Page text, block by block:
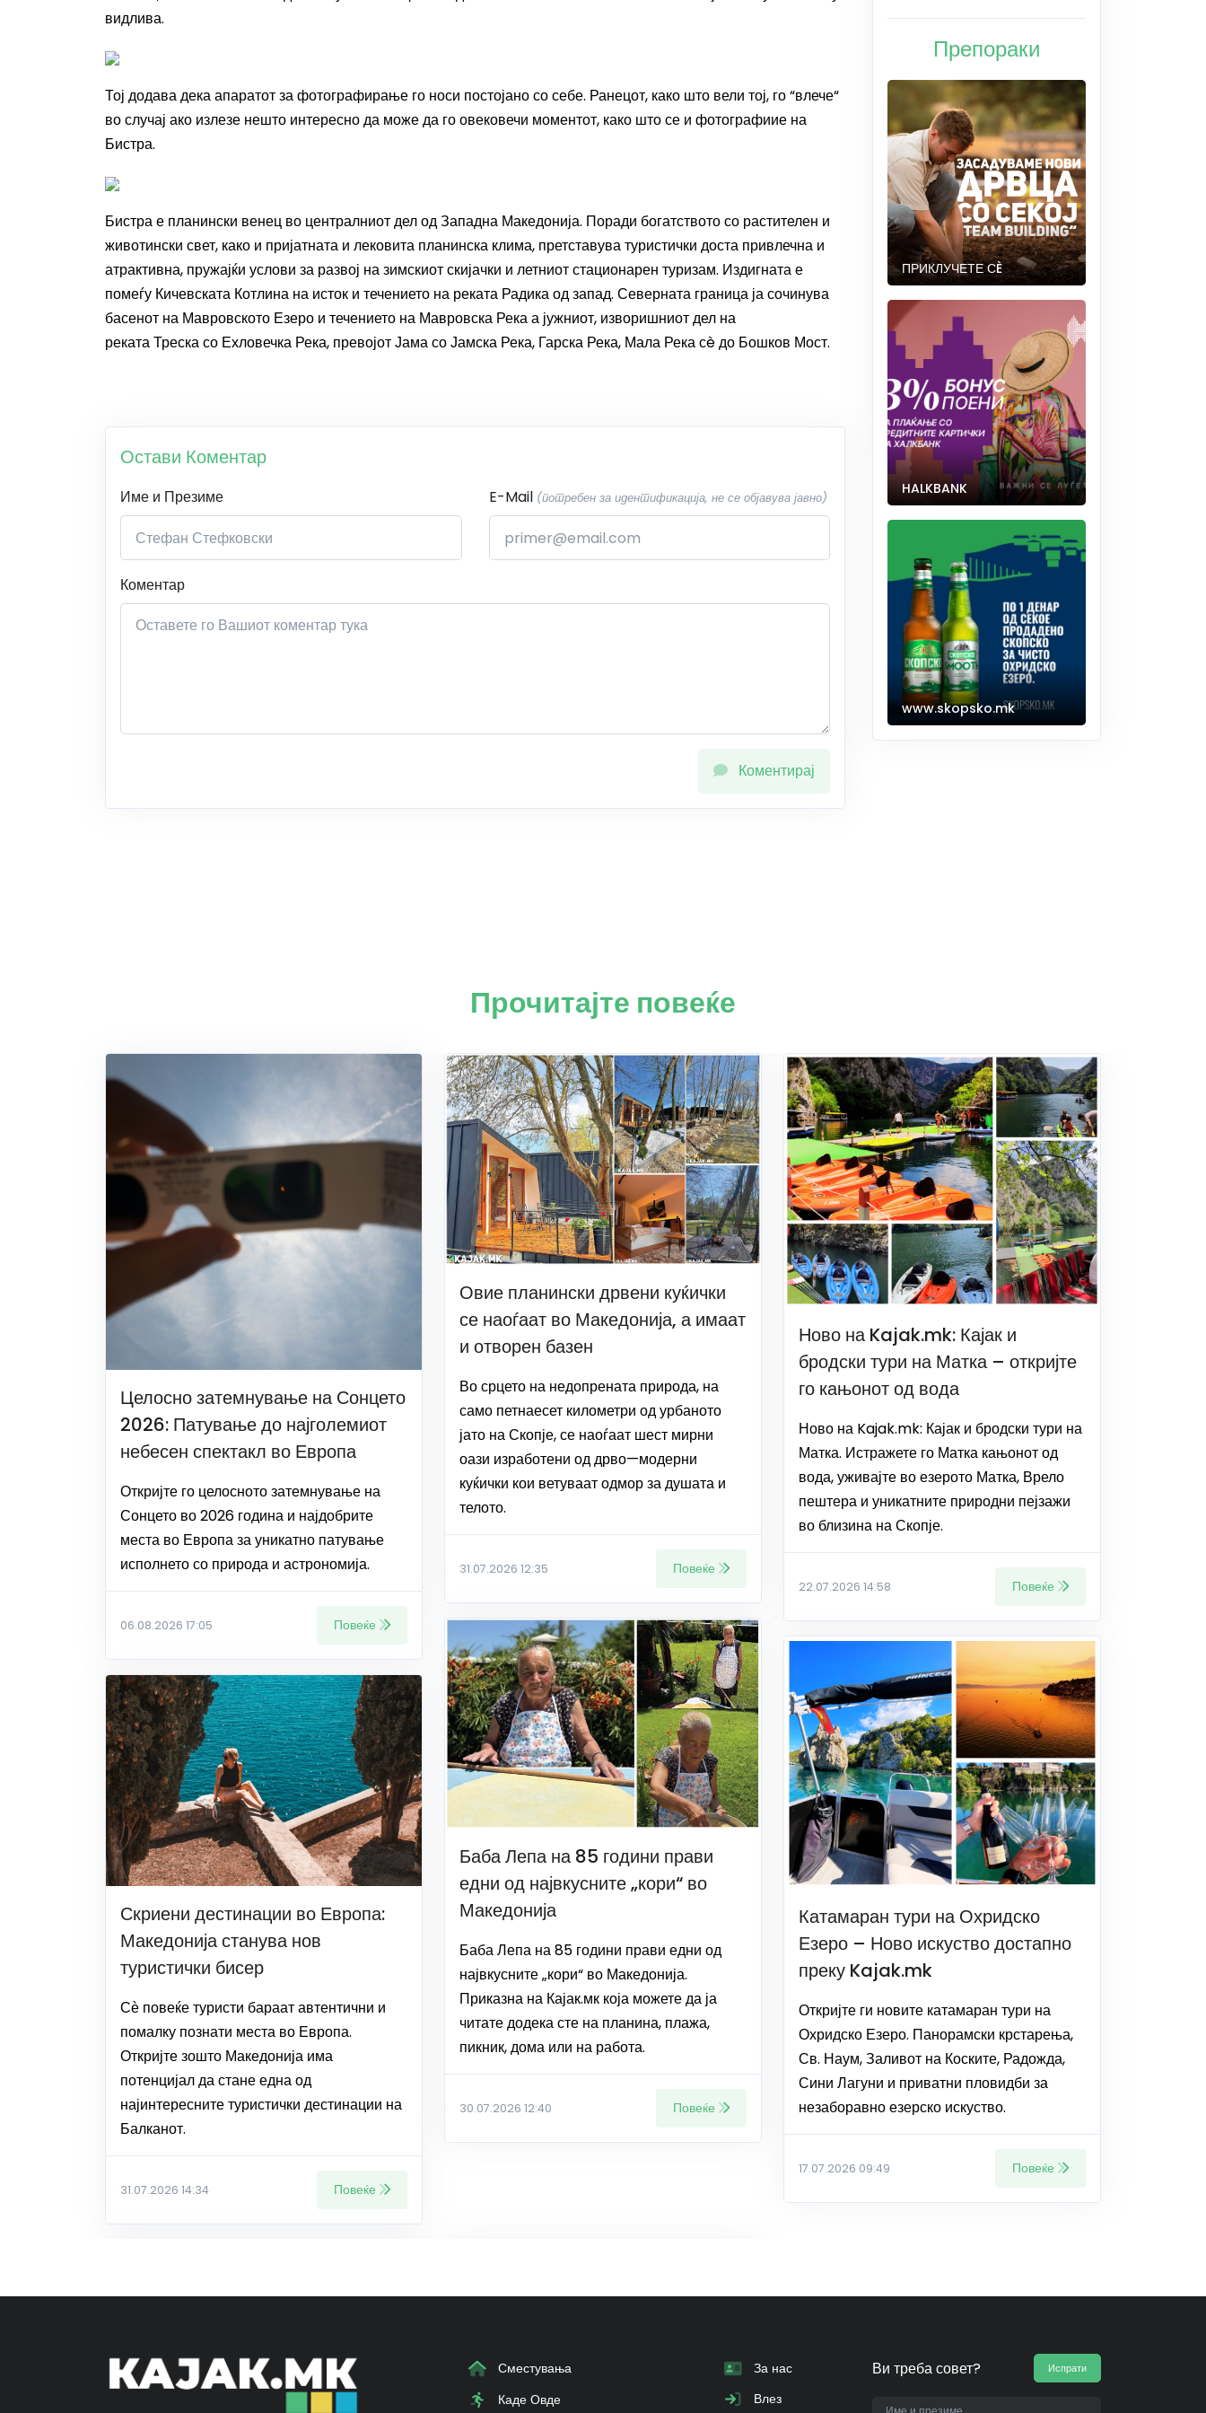
видлива.
Тој додава дека апаратот за фотографирање го носи постојано со себе. Ранецот, како што вели тој, го “влече“
во случај ако излезе нешто интересно да може да го овековечи моментот, како што се и фотографиие на
Бистра.
Бистра е планински венец во централниот дел одЗападна Македонија. Поради богатството со растителен и
животински свет, како и пријатната и лековита планинска клима, претставува туристички доста привлечна и
атрактивна, пружајќи услови за развој на зимскиот скијачки и летниот стационарен туризам. Издигната е
помеѓу Кичевската Котлина на исток и течението на реката Радикаод запад. Северната граница ја сочинува
басенот на Мавровското Езеро и течението на Мавровска Рекаа јужниот, изворишниот дел на
рекатаТрескасо Ехловечка Река, превојот Јама соЈамска Река, Гарска Река, Мала Рекасè до Бошков Мост.
Остави Коментар
Име и Презиме E-Mail (потребен за идентификација, не се објавува јавно)
Коментар
Коментирај
Препораки
ПРИКЛУЧЕТЕ СÈ
HALKBANK
www.skopsko.mk
Прочитајте повеќе
Целосно затемнување на Сонцето
2026: Патување до најголемиот
небесен спектакл во Европа
Откријте го целосното затемнување на
Сонцето во 2026 година и најдобрите
места во Европа за уникатно патување
исполнето со природа и астрономија.
06.08.2026 17:05 Повеќе
Скриени дестинации во Европа:
Македонија станува нов
туристички бисер
Сѐ повеќе туристи бараат автентични и
помалку познати места во Европа.
Откријте зошто Македонија има
потенцијал да стане една од
најинтересните туристички дестинации на
Балканот.
31.07.2026 14:34 Повеќе
Овие планински дрвени куќички
се наоѓаат во Македонија, а имаат
и отворен базен
Во срцето на недопрената природа, на
само петнаесет километри од урбаното
јато на Скопје, се наоѓаат шест мирни
оази изработени од дрво—модерни
куќички кои ветуваат одмор за душата и
телото.
31.07.2026 12:35 Повеќе
Баба Лепа на 85 години прави
едни од највкусните „кори“ во
Македонија
Баба Лепа на 85 години прави едни од
највкусните „кори“ во Македонија.
Приказна на Кајак.мк која можете да ја
читате додека сте на планина, плажа,
пикник, дома или на работа.
30.07.2026 12:40 Повеќе
Ново на Kajak.mk: Кајак и
бродски тури на Матка – откријте
го кањонот од вода
Ново на Kajak.mk: Кајак и бродски тури на
Матка. Истражете го Матка кањонот од
вода, уживајте во езерото Матка, Врело
пештера и уникатните природни пејзажи
во близина на Скопје.
22.07.2026 14:58 Повеќе
Катамаран тури на Охридско
Езеро – Ново искуство достапно
преку Kajak.mk
Откријте ги новите катамаран тури на
Охридско Езеро. Панорамски крстарења,
Св. Наум, Заливот на Коските, Радожда,
Сини Лагуни и приватни пловидби за
незаборавно езерско искуство.
17.07.2026 09:49 Повеќе
Сместувања
Каде Овде
За нас
Влез
Ви треба совет? Испрати